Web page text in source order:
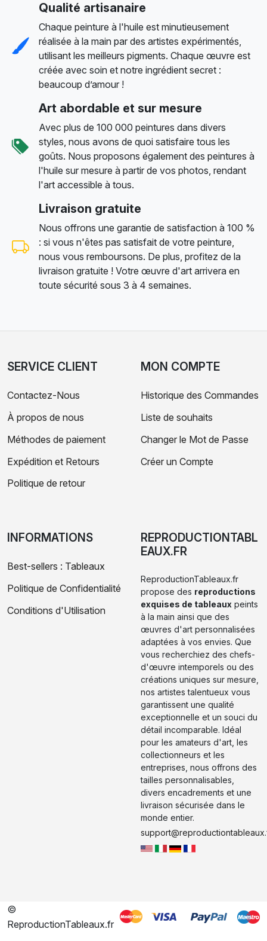
Qualité artisanaire
Chaque peinture à l'huile est minutieusement
réalisée à la main par des artistes expérimentés,
utilisant les meilleurs pigments. Chaque œuvre est
créée avec soin et notre ingrédient secret :
beaucoup d’amour !
Art abordable et sur mesure
Avec plus de 100 000 peintures dans divers
styles, nous avons de quoi satisfaire tous les
goûts. Nous proposons également des peintures à
l'huile sur mesure à partir de vos photos, rendant
l'art accessible à tous.
Livraison gratuite
Nous offrons une garantie de satisfaction à 100 %
: si vous n'êtes pas satisfait de votre peinture,
nous vous remboursons. De plus, profitez de la
livraison gratuite ! Votre œuvre d'art arrivera en
toute sécurité sous 3 à 4 semaines.
SERVICE CLIENT
Contactez-Nous
À propos de nous
Méthodes de paiement
Expédition et Retours
Politique de retour
MON COMPTE
Historique des Commandes
Liste de souhaits
Changer le Mot de Passe
Créer un Compte
INFORMATIONS
Best-sellers : Tableaux
Politique de Confidentialité
Conditions d'Utilisation
REPRODUCTIONTABL
EAUX.FR
ReproductionTableaux.fr
propose des reproductions
exquises de tableaux peints
à la main ainsi que des
œuvres d'art personnalisées
adaptées à vos envies. Que
vous recherchiez des chefs-
d'œuvre intemporels ou des
créations uniques sur mesure,
nos artistes talentueux vous
garantissent une qualité
exceptionnelle et un souci du
détail incomparable. Idéal
pour les amateurs d'art, les
collectionneurs et les
entreprises, nous offrons des
tailles personnalisables,
divers encadrements et une
livraison sécurisée dans le
monde entier.
©
ReproductionTableaux.fr